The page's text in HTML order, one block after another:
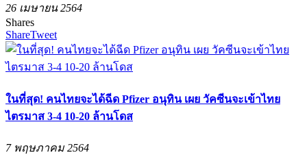
26 เมษายน 2564
Shares
ShareTweet
ในที่สุด! คนไทยจะได้ฉีด Pfizer อนุทิน เผย วัคซีนจะเข้าไทย
ไตรมาส 3-4 10-20 ล้านโดส
7 พฤษภาคม 2564